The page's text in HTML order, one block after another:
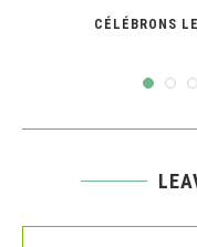
CÉLÉBRONS